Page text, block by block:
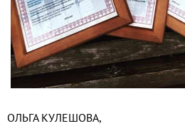
ОЛЬГА КУЛЕШОВА,